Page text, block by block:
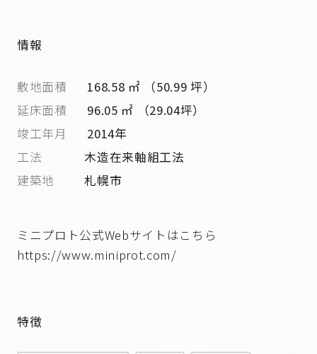
情報
敷地面積
168.58 ㎡ （50.99 坪）
延床面積
96.05 ㎡ （29.04坪）
竣工年月
2014年
工法
木造在来軸組工法
建築地
札幌市
ミニプロト公式Webサイトはこちら
https://www.miniprot.com/
特徴